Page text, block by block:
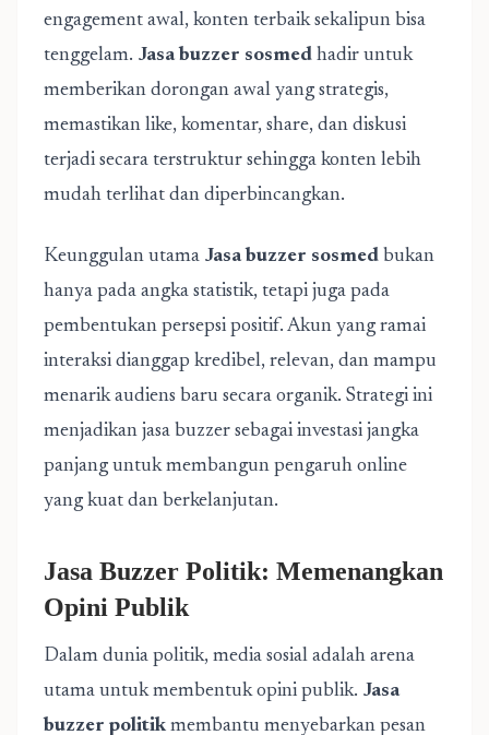
engagement awal, konten terbaik sekalipun bisa
tenggelam. Jasa buzzer sosmed hadir untuk
memberikan dorongan awal yang strategis,
memastikan like, komentar, share, dan diskusi
terjadi secara terstruktur sehingga konten lebih
mudah terlihat dan diperbincangkan.
Keunggulan utama Jasa buzzer sosmed bukan
hanya pada angka statistik, tetapi juga pada
pembentukan persepsi positif. Akun yang ramai
interaksi dianggap kredibel, relevan, dan mampu
menarik audiens baru secara organik. Strategi ini
menjadikan jasa buzzer sebagai investasi jangka
panjang untuk membangun pengaruh online
yang kuat dan berkelanjutan.
Jasa Buzzer Politik: Memenangkan
Opini Publik
Dalam dunia politik, media sosial adalah arena
utama untuk membentuk opini publik. Jasa
buzzer politik membantu menyebarkan pesan